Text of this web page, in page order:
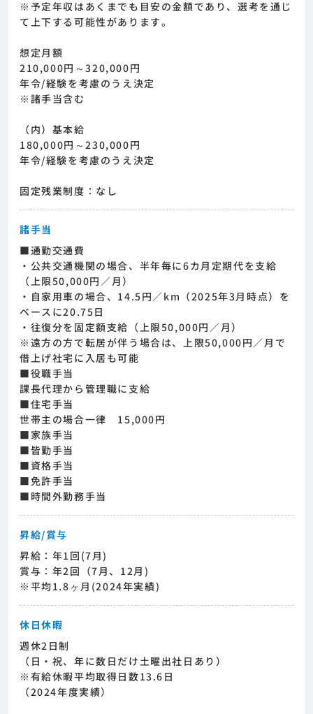
※予定年収はあくまでも目安の金額であり、選考を通じ
て上下する可能性があります。
想定月額
210,000円～320,000円
年令/経験を考慮のうえ決定
※諸手当含む
（内）基本給
180,000円～230,000円
年令/経験を考慮のうえ決定
固定残業制度：なし
諸手当
■通勤交通費
・公共交通機関の場合、半年毎に6カ月定期代を支給
（上限50,000円／月）
・自家用車の場合、14.5円／km（2025年3月時点）を
ベースに20.75日
・往復分を固定額支給（上限50,000円／月）
※遠方の方で転居が伴う場合は、上限50,000円／月で
借上げ社宅に入居も可能
■役職手当
課長代理から管理職に支給
■住宅手当
世帯主の場合一律 15,000円
■家族手当
■皆勤手当
■資格手当
■免許手当
■時間外勤務手当
昇給/賞与
昇給：年1回(7月)
賞与：年2回（7月、12月)
※平均1.8ヶ月(2024年実績)
休日休暇
週休2日制
（日・祝、年に数日だけ土曜出社日あり）
※有給休暇平均取得日数13.6日
（2024年度実績）